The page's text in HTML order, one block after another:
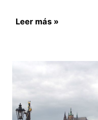
Qué
días
Leer más »